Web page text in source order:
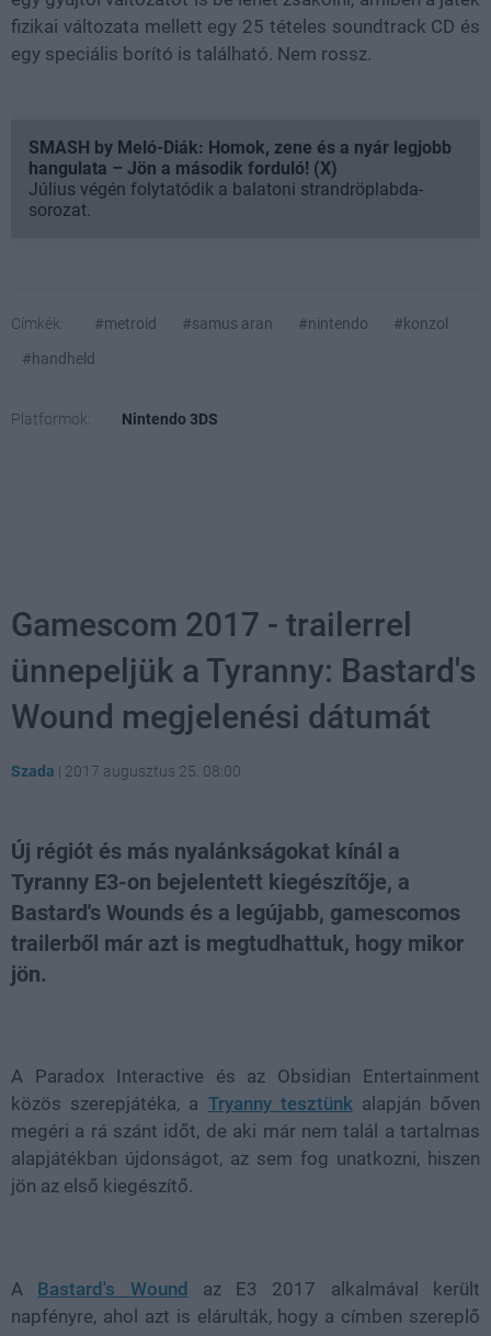
fizikai változata mellett egy 25 tételes soundtrack CD és
egy speciális borító is található. Nem rossz.
SMASH by Meló-Diák: Homok, zene és a nyár legjobb
hangulata – Jön a második forduló! (X)
Július végén folytatódik a balatoni strandröplabda-
sorozat.
Címkék: #metroid #samus aran #nintendo
#konzol
#handheld
Platformok: Nintendo 3DS
Gamescom 2017 - trailerrel
ünnepeljük a Tyranny: Bastard's
Wound megjelenési dátumát
Szada | 2017 augusztus 25. 08:00
Új régiót és más nyalánkságokat kínál a
Tyranny E3-on bejelentett kiegészítője, a
Bastard's Wounds és a legújabb, gamescomos
trailerből már azt is megtudhattuk, hogy mikor
jön.
A Paradox Interactive és az Obsidian Entertainment
közös szerepjátéka, a Tryanny tesztünk alapján bőven
megéri a rá szánt időt, de aki már nem talál a tartalmas
alapjátékban újdonságot, az sem fog unatkozni, hiszen
jön az első kiegészítő.
A Bastard's Wound az E3 2017 alkalmával került
napfényre, ahol azt is elárulták, hogy a címben szereplő